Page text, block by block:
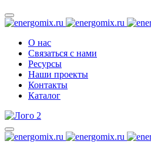
О нас
Связаться с нами
Ресурсы
Наши проекты
Контакты
Каталог